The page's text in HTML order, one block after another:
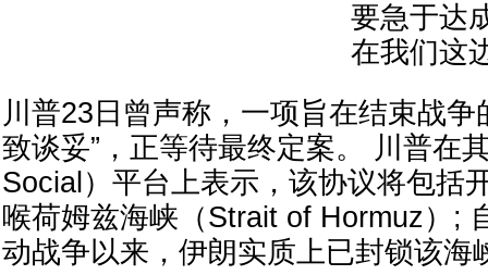
要急于达
在我们这
川普23日曾声称，一项旨在结束战争
致谈妥”，正等待最终定案。 川普在
Social）平台上表示，该协议将包括
喉荷姆兹海峡（Strait of Hormuz）;
动战争以来，伊朗实质上已封锁该海